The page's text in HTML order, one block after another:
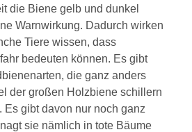
die Biene gelb und dunkel
Warnwirkung. Dadurch wirken
Tiere wissen, dass
bedeuten können. Es gibt
die ganz anders
der großen Holzbiene schillern
Es gibt davon nur noch ganz
sie nämlich in tote Bäume